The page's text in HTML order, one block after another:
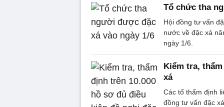
Tổ chức tha
Hội đồng tư vấn
nước về đặc xá
ngày 1/6.
Kiểm tra,
xá
Các tổ thẩm định
đồng tư vấn đặc